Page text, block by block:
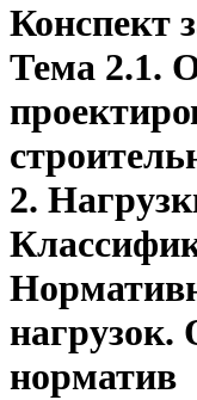
Конспект
Тема 2.1.
2.
нагрузок.
норматив